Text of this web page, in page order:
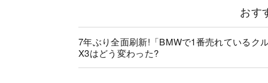
おす
7年ぶり全面刷新!「BMWで1番売れているクル
X3はどう変わった?